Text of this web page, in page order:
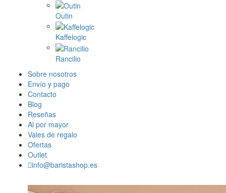
Outin
Kaffelogic
Rancilio
Sobre nosotros
Envío y pago
Contacto
Blog
Reseñas
Al por mayor
Vales de regalo
Ofertas
Outlet
info@baristashop.es